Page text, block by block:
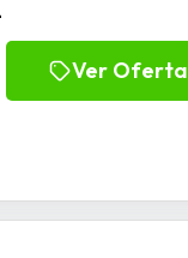
Ver Oferta